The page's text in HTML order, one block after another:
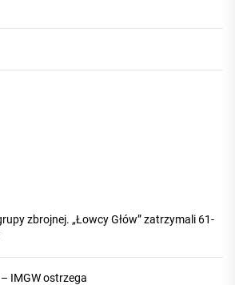
zbrojnej. „Łowcy Głów” zatrzymali 61-
IMGW ostrzega